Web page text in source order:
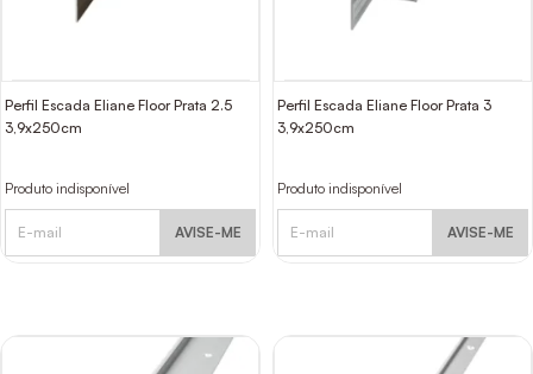
Perfil Escada Eliane Floor Prata 2.5
3,9x250cm
Produto indisponível
AVISE-ME
Perfil Escada Eliane Floor Prata 3
3,9x250cm
Produto indisponível
AVISE-ME